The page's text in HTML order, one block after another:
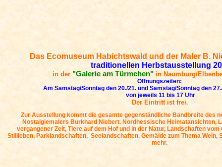
Das Ecomuseum Habichtswald und der Maler B.
traditionellen Herbstausstellung
in der "Galerie am Türmchen" in Naumburg/
Öffnungszeiten:
Am Samstag/Sonntag den 20./21. und Samstag/Sonntag den
von jeweils 11 bis 17 Uhr
Der Eintritt ist frei.
Zur Ausstellung kommt die gesamte gegenständliche Bandbreite des
Nostalgiemalers Burkhard Niebert. Nordhessische Heimatansichten,
vergangener Zeit, Tiere auf dem Hof und in der Natur, Landschaften vom
Stillleben, Parklandschaften, Seelandschaften, Gemälde zum Thema Wein,
mehr.